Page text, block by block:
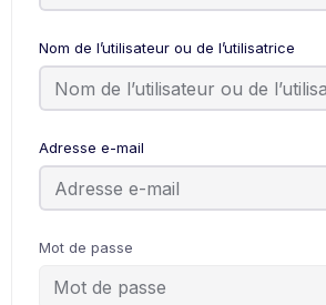
Nom de l’utilisateur ou de l’utilisatrice
Adresse e-mail
Mot de passe